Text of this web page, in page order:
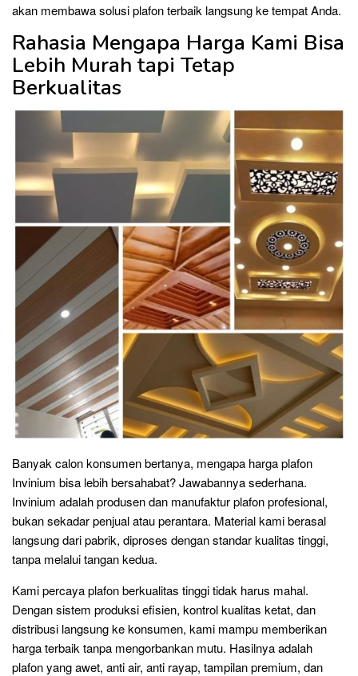
akan membawa solusi plafon terbaik langsung ke tempat Anda.
Rahasia Mengapa Harga Kami Bisa
Lebih Murah tapi Tetap
Berkualitas
Banyak calon konsumen bertanya, mengapa harga plafon
Invinium bisa lebih bersahabat? Jawabannya sederhana.
Invinium adalah produsen dan manufaktur plafon profesional,
bukan sekadar penjual atau perantara. Material kami berasal
langsung dari pabrik, diproses dengan standar kualitas tinggi,
tanpa melalui tangan kedua.
Kami percaya plafon berkualitas tinggi tidak harus mahal.
Dengan sistem produksi efisien, kontrol kualitas ketat, dan
distribusi langsung ke konsumen, kami mampu memberikan
harga terbaik tanpa mengorbankan mutu. Hasilnya adalah
plafon yang awet, anti air, anti rayap, tampilan premium, dan